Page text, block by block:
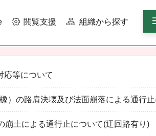
閲覧支援 組織から探す
応等について
）の路肩決壊及び法面崩落による通行
崩土による通行止について(迂回路有り)